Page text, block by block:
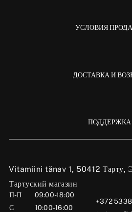
Vitamiini tänav 1, 50412 Тарту,
Тартуский магазин
П-П
09:00-18:00
С
10:00-16:00
+372
УСЛОВИЯ
ДОСТАВКА И
ПОДДЕРЖКА